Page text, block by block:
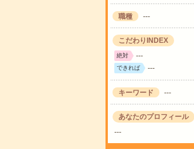
職種 ---
こだわりINDEX
絶対 ---
できれば ---
キーワード ---
あなたのプロフィール
---